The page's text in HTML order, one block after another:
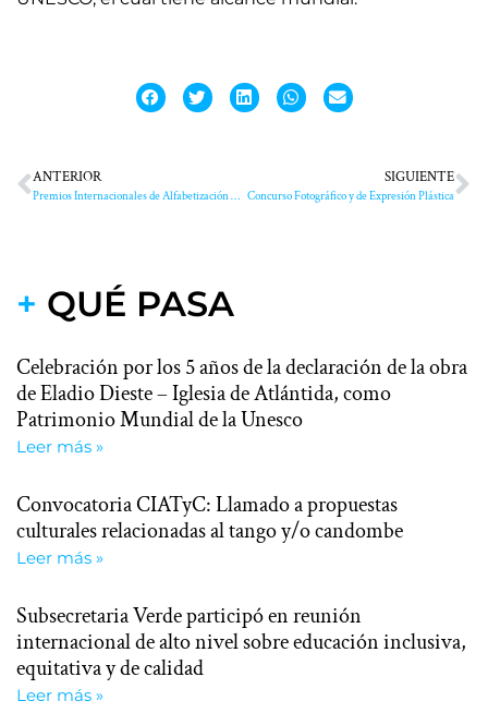
ANTERIOR
Premios Internacionales de Alfabetización UNESCO
SIGUIENTE
Concurso Fotográfico y de Expresión Plástica
+ QUÉ PASA
Celebración por los 5 años de la declaración de la obra
de Eladio Dieste – Iglesia de Atlántida, como
Patrimonio Mundial de la Unesco
Leer más »
Convocatoria CIATyC: Llamado a propuestas
culturales relacionadas al tango y/o candombe
Leer más »
Subsecretaria Verde participó en reunión
internacional de alto nivel sobre educación inclusiva,
equitativa y de calidad
Leer más »